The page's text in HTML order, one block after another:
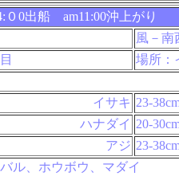
0出船 am11:00沖上がり
風－南
目
場所：
イサキ 23-
ハナダイ 20-
アジ 23-
ル、ホウボウ、マダイ